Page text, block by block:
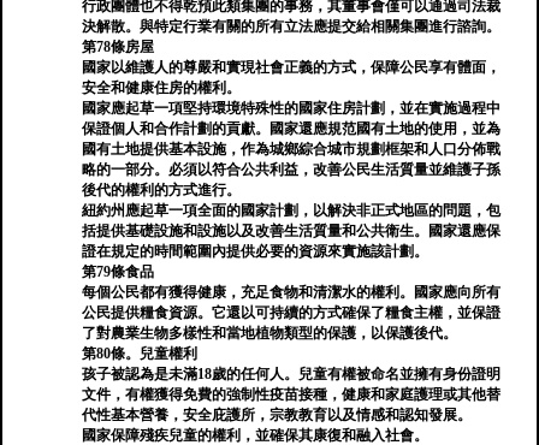
行政團體也不得乾預此類集團的事務，其董事會僅可以通過司法裁
決解散。與特定行業有關的所有立法應提交給相關集團進行諮詢。
第78條房屋
國家以維護人的尊嚴和實現社會正義的方式，保障公民享有體面，
安全和健康住房的權利。
國家應起草一項堅持環境特殊性的國家住房計劃，並在實施過程中
保證個人和合作計劃的貢獻。國家還應規范國有土地的使用，並為
國有土地提供基本設施，作為城鄉綜合城市規劃框架和人口分佈戰
略的一部分。必須以符合公共利益，改善公民生活質量並維護子孫
後代的權利的方式進行。
紐約州應起草一項全面的國家計劃，以解決非正式地區的問題，包
括提供基礎設施和設施以及改善生活質量和公共衛生。國家還應保
證在規定的時間範圍內提供必要的資源來實施該計劃。
第79條食品
每個公民都有獲得健康，充足食物和清潔水的權利。國家應向所有
公民提供糧食資源。它還以可持續的方式確保了糧食主權，並保證
了對農業生物多樣性和當地植物類型的保護，以保護後代。
第80條。兒童權利
孩子被認為是未滿18歲的任何人。兒童有權被命名並擁有身份證明
文件，有權獲得免費的強制性疫苗接種，健康和家庭護理或其他替
代性基本營養，安全庇護所，宗教教育以及情感和認知發展。
國家保障殘疾兒童的權利，並確保其康復和融入社會。